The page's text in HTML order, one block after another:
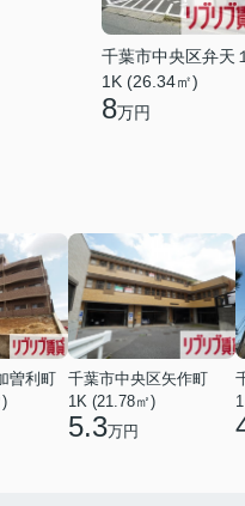
千葉市中央区弁天
1K (26.34㎡)
8万円
曽利町
千葉市中央区矢作町
1K (21.78㎡)
5.3万円